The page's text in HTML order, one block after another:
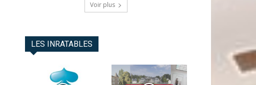
Voir plus
LES INRATABLES